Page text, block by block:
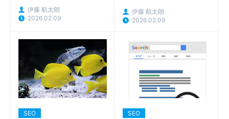
伊藤 航太朗
2026.02.09
伊藤 航太朗
2026.02.09
SEO SEO